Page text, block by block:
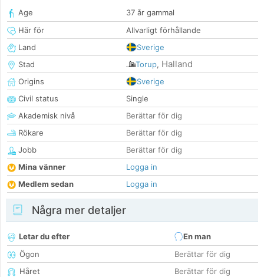
Age
37 år gammal
Här för
Allvarligt förhållande
Land
Sverige
Stad
Torup, Halland
Origins
Sverige
Civil status
Single
Akademisk nivå
Berättar för dig
Rökare
Berättar för dig
Jobb
Berättar för dig
Mina vänner
Logga in
Medlem sedan
Logga in
Några mer detaljer
Letar du efter
En man
Ögon
Berättar för dig
Håret
Berättar för dig